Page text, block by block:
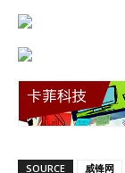
SOURCE 威锋网